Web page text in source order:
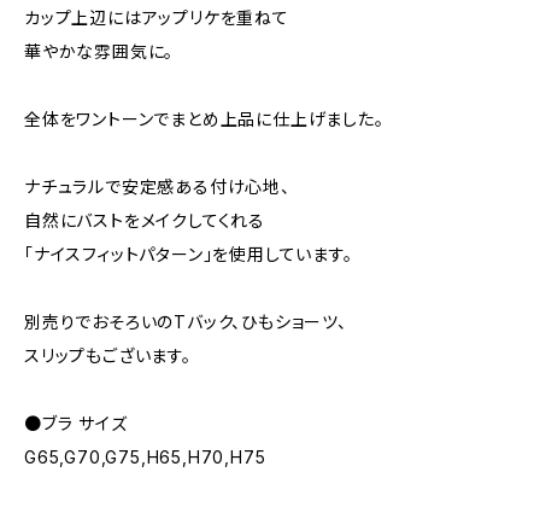
カップ上辺にはアップリケを重ねて
華やかな雰囲気に。
全体をワントーンでまとめ上品に仕上げました。
ナチュラルで安定感ある付け心地、
自然にバストをメイクしてくれる
「ナイスフィットパターン」を使用しています。
別売りでおそろいのTバック、ひもショーツ、
スリップもございます。
●ブラ サイズ
G65,G70,G75,H65,H70,H75